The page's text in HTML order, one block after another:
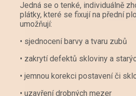
Jedná se o tenké, individuálně
plátky, které se fixují na přední
umožňují:
• sjednocení barvy a tvaru zubů
• zakrytí defektů skloviny a
• jemnou korekci postavení či
• uzavření drobných mezer